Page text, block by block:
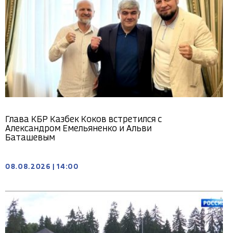
Глава КБР Казбек Коков встретился с
Александром Емельяненко и Альви
Баташевым
08.08.2026 14:00